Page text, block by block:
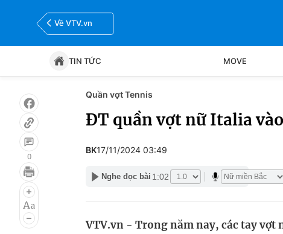
Về VTV.vn
TIN TỨC MOVE
Tin tức
Bóng đá
0
Quần vợt Tennis
ĐT quần vợt nữ Italia
BK17/11/2024 03:49
Nghe đọc bài 1:02
VTV.vn - Trong năm nay, các tay vợt